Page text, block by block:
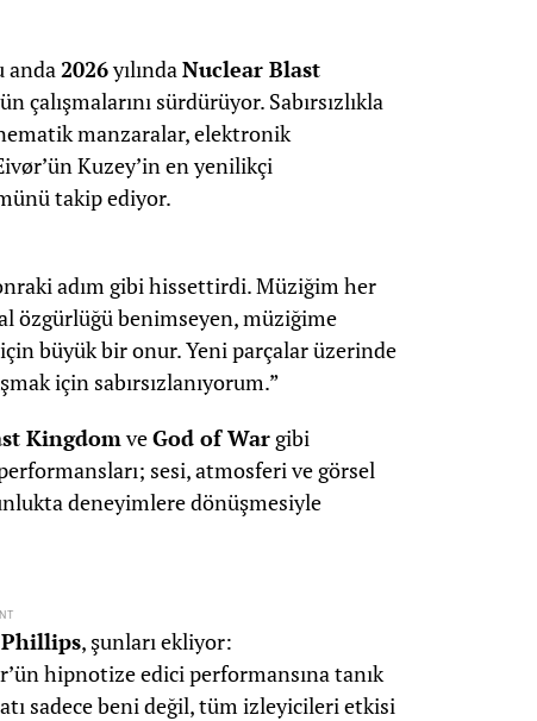
anda 2026yılında Nuclear Blast
sürdürüyor. Sabırsızlıkla
manzaralar, elektronik
Kuzey’in en yenilikçi
takip ediyor.
adım gibi hissettirdi. Müziğim her
özgürlüğü benimseyen, müziğime
büyük bir onur. Yeni parçalar üzerinde
için sabırsızlanıyorum.”
Kingdom veGod of Wargibi
sesi, atmosferi ve görsel
deneyimlere dönüşmesiyle
, şunları ekliyor:
hipnotize edici performansına tanık
sadece beni değil, tüm izleyicileri etkisi